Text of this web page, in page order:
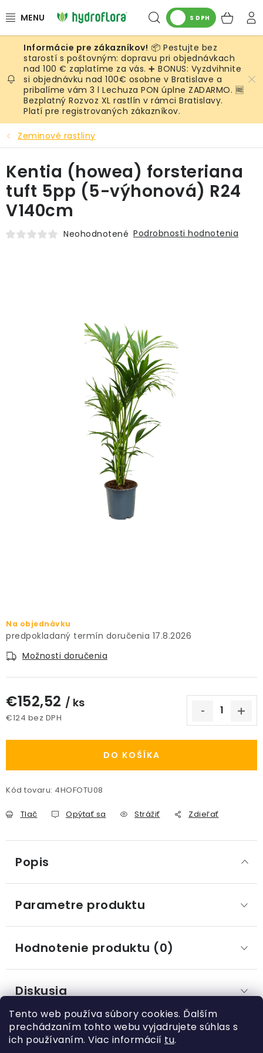
Tento web používa súbory cookies. Ďalším
prechádzaním tohto webu vyjadrujete súhlas s
ich používaním. Viac informácií tu.
na
Hľadať
S DPH
RASTLINY
UMELÉ RASTLINY
KVETINÁČE
SUBSTRÁTY A PRÍSLUŠENSTVO
SERVIS INTERIÉROVEJ ZELENE
MACHY
ŽIVÉ STENY
INTERIÉROVÉ DEKORÁCIE
SUBSTRÁTY A HNOJIVÁ
ZNAČKY
Obchodné podmienky
Spôsoby platby
Kontakt / Právne údaje
📦 Pestujte bez
starostí s poštovným: dopravu pri objednávkach
nad 100 € zaplatíme za vás. ➕ BONUS: Vyzdvihnite
si objednávku nad 100€ osobne v Bratislave a
pribalíme vám 3 l Lechuza PON úplne ZADARMO. 🆓
Bezplatný Rozvoz XL rastlín v rámci Bratislavy.
Platí pre registrovaných zákazníkov.
Zeminové rastliny
Na objednávku
17.8.2026
Možnosti doručenia
€152,52 / ks
€124 bez DPH
DO KOŠÍKA
Kód tovaru: 4HOFOTU08
Tlač Opýtať sa Strážiť Zdieľať
Kentia (howea) forsteriana
tuft 5pp (5-výhonová) R24
V140cm
Neohodnotené Podrobnosti hodnotenia
Popis
Parametre produktu
Hodnotenie produktu (0)
Diskusia